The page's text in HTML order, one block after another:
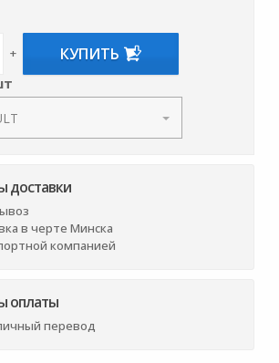
+ КУПИТЬ
доставки
в черте Минска
компанией
оплаты
перевод